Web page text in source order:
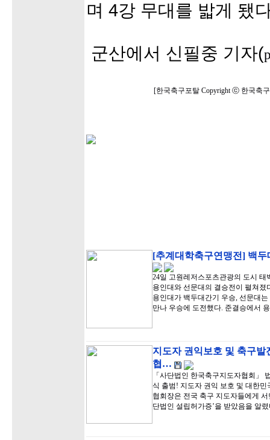
며 4강 무대를 밟게 됐
군산에서 신필중 기자(
[한국축구포탈 Copyright ⓒ 한국축
[추계대학축구연맹전] 백
24일 고원레저스포츠관광의 도시
용인대와 선문대의 결승전이 펼쳐졌
용인대가 백두대간기 우승, 선문대
만나 우승에 도전했다. 준결승에서
지도자 권익보호 및 축구
협…
「사단법인 한국축구지도자협회」
식 출범! 지도자 권익 보호 및 대한
협회장은 전국 축구 지도자들에게
단법인 설립허가증’을 받았음을 알